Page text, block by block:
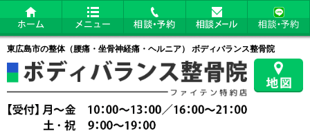
東広島市の整体（腰痛・坐骨神経痛・ヘルニア） ボディバランス整骨院